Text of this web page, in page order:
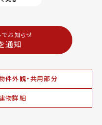
でお知らせ
通知
件外観・共用部分
物詳細